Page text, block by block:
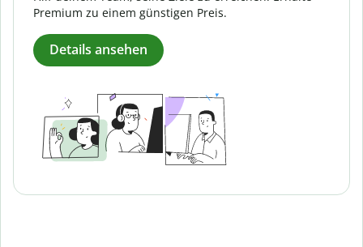
Premium zu einem günstigen Preis.
Details ansehen